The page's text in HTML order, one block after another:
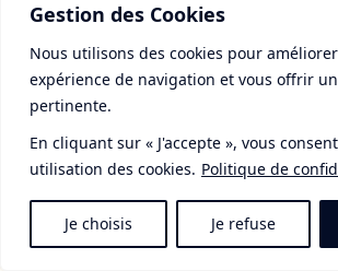
Gestion des Cookies
Nous utilisons des cookies pour
expérience de navigation et vous offrir
pertinente.
En cliquant sur « J'accepte », vous
utilisation des cookies. Politique de
Je choisis Je refuse
Mes Livres ♡
Acheter Lire l'article